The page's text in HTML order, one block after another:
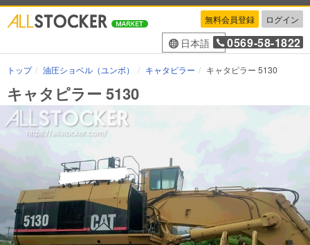
無料会員登録 ログイン
日本語 0569-58-1822
トップ 油圧ショベル（ユンボ） キャタピラー キャタピラー 5130
キャタピラー 5130